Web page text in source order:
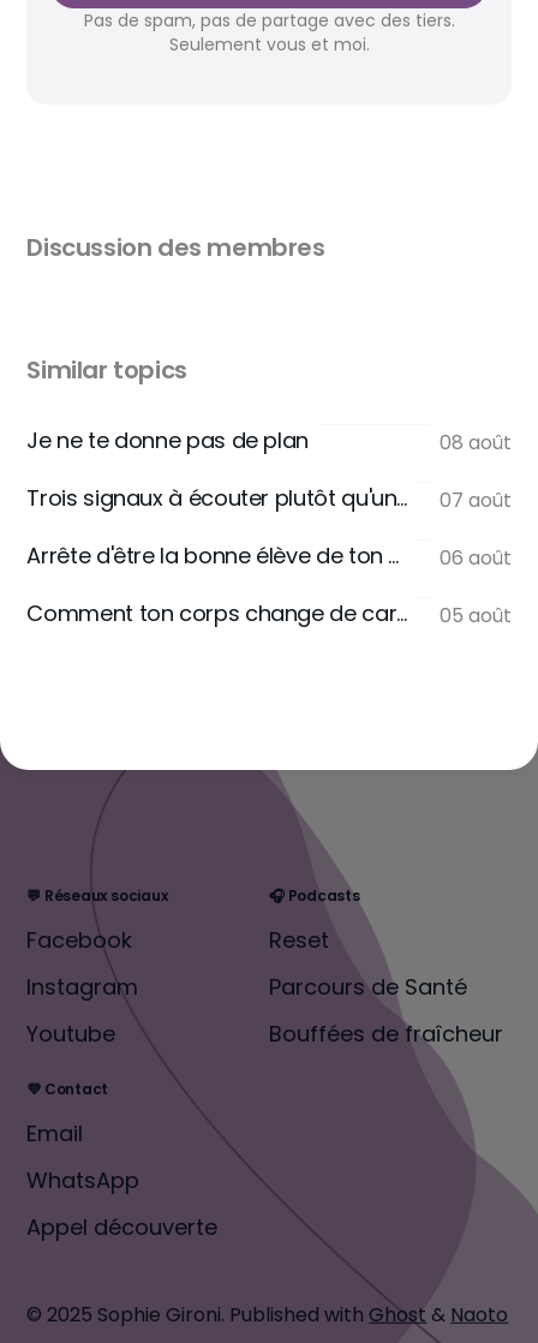
Pas de spam, pas de partage avec des tiers.
Seulement vous et moi.
Discussion des membres
Similar topics
Je ne te donne pas de plan 08 août
Trois signaux à écouter plutôt qu'une règle 07 août
Arrête d'être la bonne élève de ton assiette 06 août
Comment ton corps change de carburant 05 août
💬 Réseaux sociaux
Facebook
Instagram
Youtube
🎧 Podcasts
Reset
Parcours de Santé
Bouffées de fraîcheur
💜 Contact
Email
WhatsApp
Appel découverte
© 2025 Sophie Gironi. Published withGhost & Naoto